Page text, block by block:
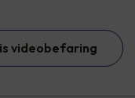
videobefaring